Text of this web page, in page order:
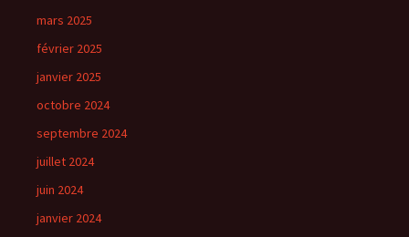
mars 2025
février 2025
janvier 2025
octobre 2024
septembre 2024
juillet 2024
juin 2024
janvier 2024